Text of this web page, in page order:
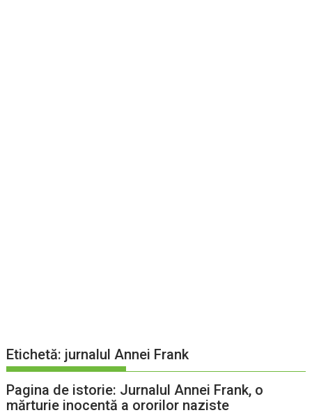
Etichetă: jurnalul Annei Frank
Pagina de istorie: Jurnalul Annei Frank, o
mărturie inocentă a ororilor naziste